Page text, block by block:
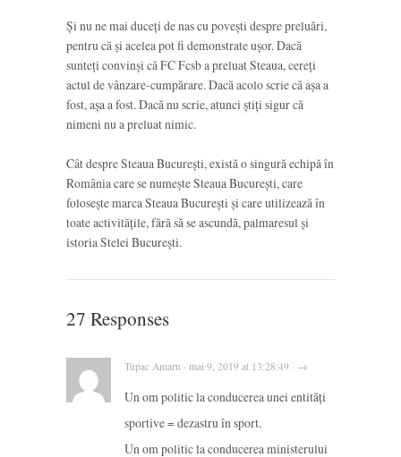
Și nu ne mai duceți de nas cu povești despre preluări,
pentru că și acelea pot fi demonstrate ușor. Dacă
sunteți convinși că FC Fcsb a preluat Steaua, cereți
actul de vânzare-cumpărare. Dacă acolo scrie că așa a
fost, așa a fost. Dacă nu scrie, atunci știți sigur că
nimeni nu a preluat nimic.
Cât despre Steaua București, există o singură echipă în
România care se numește Steaua București, care
folosește marca Steaua București și care utilizează în
toate activitățile, fără să se ascundă, palmaresul și
istoria Stelei București.
27 Responses
Tupac Amaru · mai 9, 2019 at 13:28:49 · →
Un om politic la conducerea unei entități
sportive = dezastru în sport.
Un om politic la conducerea ministerului